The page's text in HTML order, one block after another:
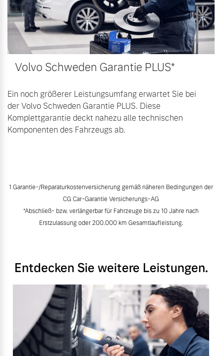
Volvo Schweden Garantie PLUS*
Ein noch größerer Leistungsumfang erwartet Sie bei
der Volvo Schweden Garantie PLUS. Diese
Komplettgarantie deckt nahezu alle technischen
Komponenten des Fahrzeugs ab.
1 Garantie-/Reparaturkostenversicherung gemäß näheren Bedingungen der
CG Car-Garantie Versicherungs-AG
*Abschließ- bzw. verlängerbar für Fahrzeuge bis zu 10 Jahre nach
Erstzulassung oder 200.000 km Gesamtlaufleistung.
Entdecken Sie weitere Leistungen.